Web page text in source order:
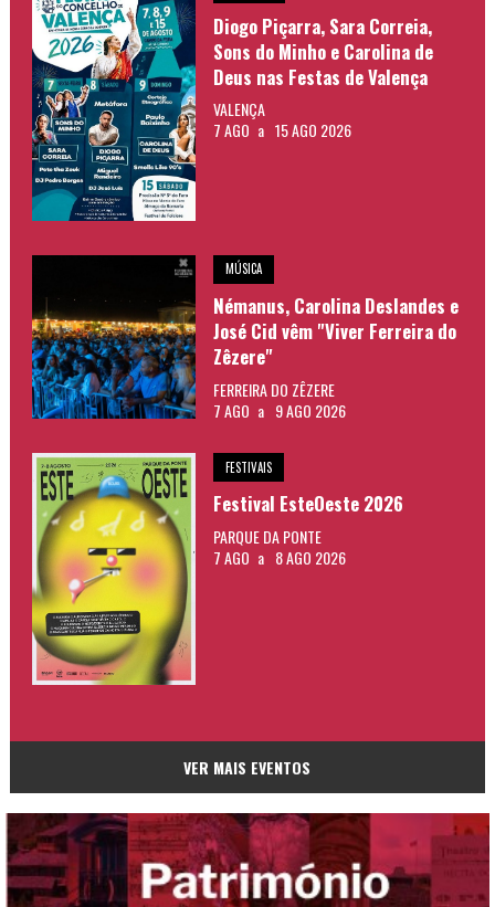
Diogo Piçarra, Sara Correia,
Sons do Minho e Carolina de
Deus nas Festas de Valença
VALENÇA
7 AGO a 15 AGO 2026
MÚSICA
Némanus, Carolina Deslandes e
José Cid vêm "Viver Ferreira do
Zêzere"
FERREIRA DO ZÊZERE
7 AGO a 9 AGO 2026
FESTIVAIS
Festival EsteOeste 2026
PARQUE DA PONTE
7 AGO a 8 AGO 2026
VER MAIS EVENTOS